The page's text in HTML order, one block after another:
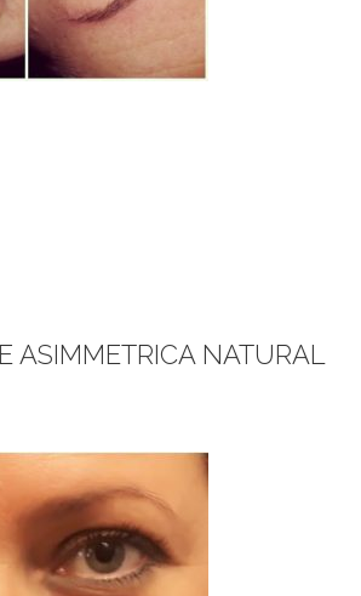
ASIMMETRICA NATURAL